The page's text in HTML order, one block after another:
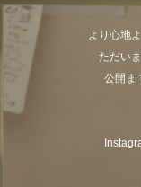
より心地
ただい
公開ま